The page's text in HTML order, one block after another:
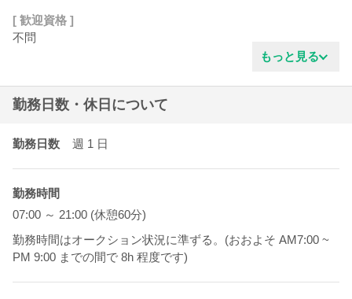
[ 歓迎資格 ]
不問
もっと見る
勤務日数・休日について
勤務日数 週 1 日
勤務時間
07:00 ～ 21:00 (休憩60分)
勤務時間はオークション状況に準ずる。(おおよそ AM7:00 ~
PM 9:00 までの間で 8h 程度です)